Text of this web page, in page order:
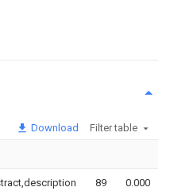
Download Filter table
89 0.000